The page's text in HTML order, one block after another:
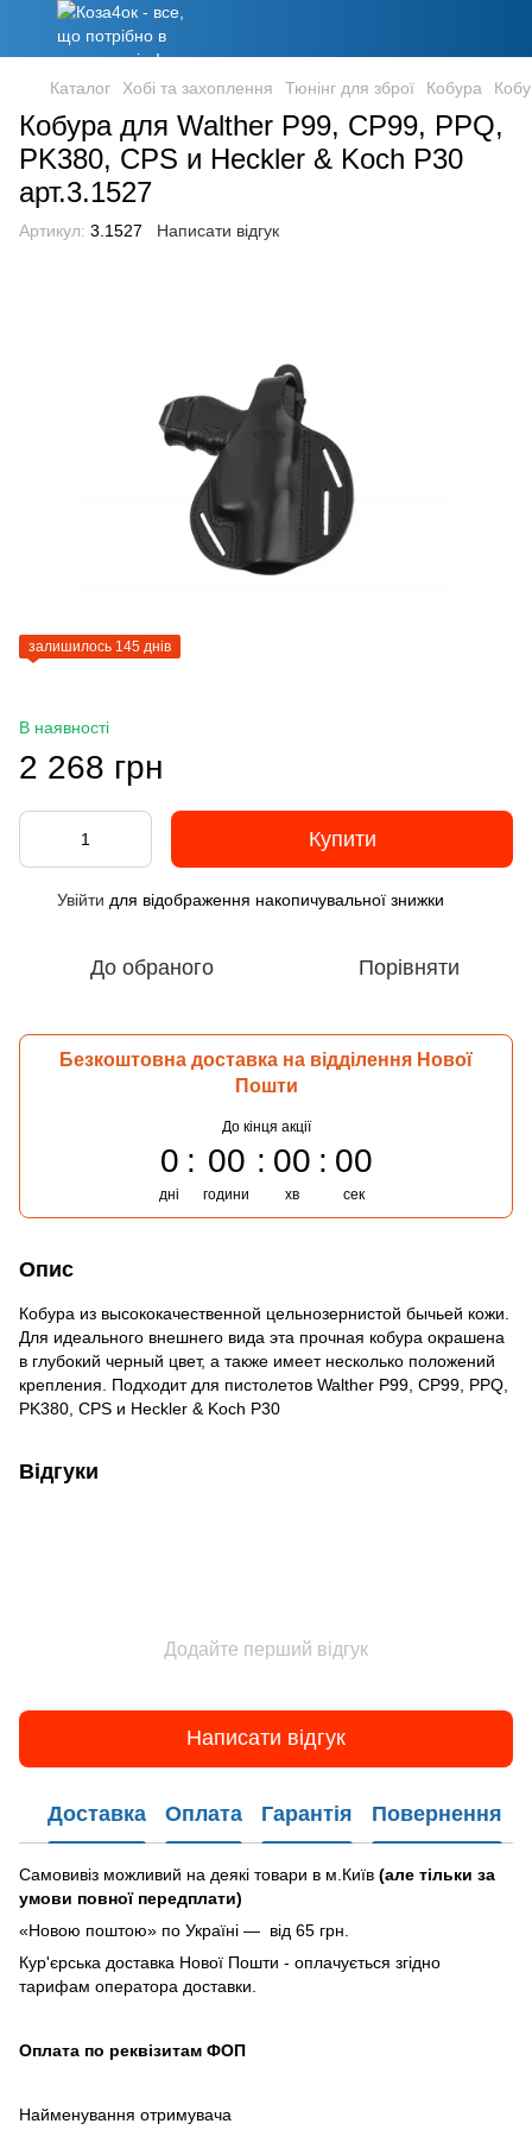
Каталог Хобі та захоплення Тюнінг для зброї Кобура
Кобура для Walther P99, CP99, PPQ,
PK380, CPS и Heckler & Koch P30
арт.3.1527
Артикул: 3.1527 Написати відгук
залишилось 145 днів
В наявності
2 268 грн
Купити
Увійти для відображення накопичувальної знижки
До обраного Порівняти
Безкоштовна доставка на відділення Нової
Пошти
До кінця акції
0
дні
00
години
00
хв
00
сек
Опис
Кобура из высококачественной цельнозернистой бычьей кожи.
Для идеального внешнего вида эта прочная кобура окрашена
в глубокий черный цвет, а также имеет несколько положений
крепления. Подходит для пистолетов Walther P99, CP99, PPQ,
PK380, CPS и Heckler & Koch P30
Відгуки
Додайте перший відгук
Написати відгук
Доставка Оплата Гарантія Повернення
Самовивіз можливий на деякі товари в м.Київ (але тільки за
умови повної передплати)
«Новою поштою» по Україні — від 65 грн.
Кур'єрська доставка Нової Пошти - оплачується згідно
тарифам оператора доставки.
Оплата по реквізитам ФОП
Найменування отримувача